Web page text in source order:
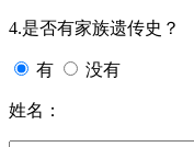
4.是否有家族遗传史？
有 没有
姓名：